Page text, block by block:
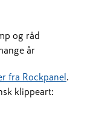
og råd
år
fra Rockpanel
klippeart: